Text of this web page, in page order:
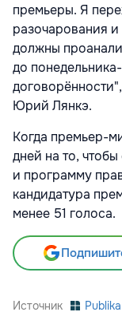
премьеры. Я
разочарования
должны
до
Юрий Лянкэ.
Когда премьер-
дней на то,
и программу
кандидатура
менее 51 голоса.
Источник Publika